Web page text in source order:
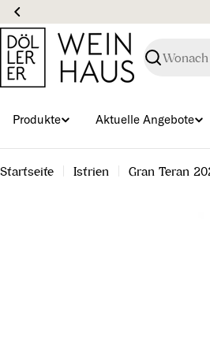
Zum
Inhalt
springen
Suchen
Produkte Aktuelle Angebote
Startseite Istrien Gran Teran